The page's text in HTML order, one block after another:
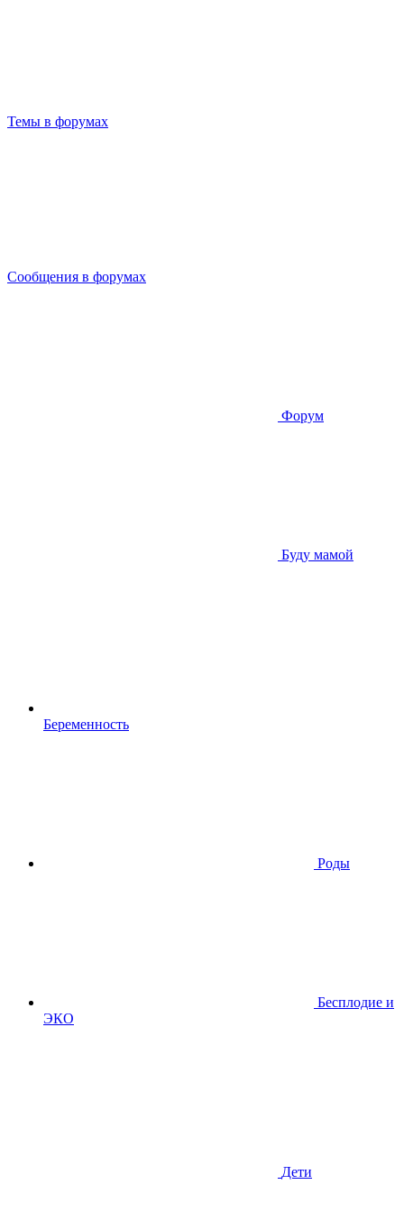
Темы в форумах
Сообщения в форумах
Форум
Буду мамой
Беременность
Роды
Бесплодие и
ЭКО
Дети